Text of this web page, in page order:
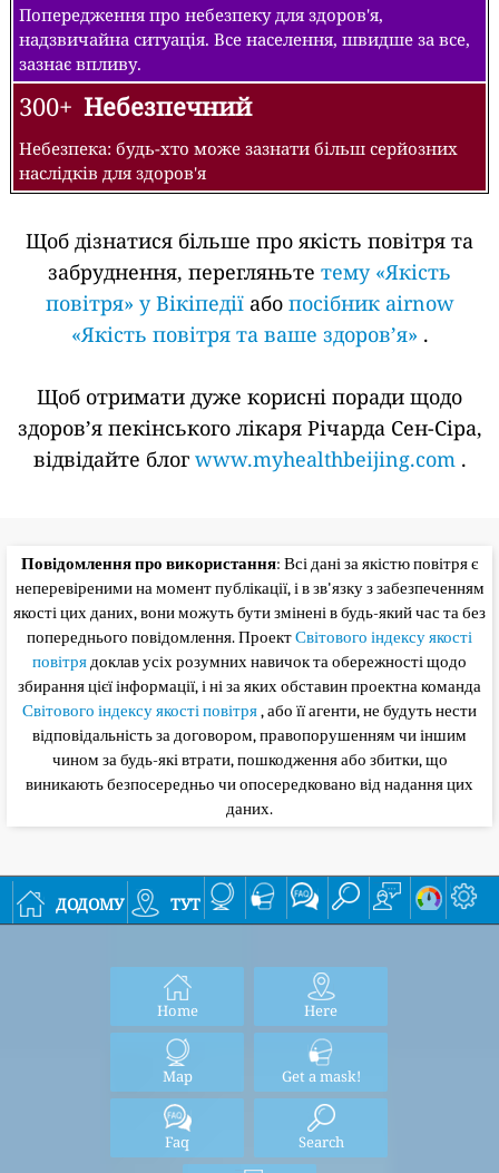
Попередження про небезпеку для здоров'я,
надзвичайна ситуація. Все населення, швидше за все,
зазнає впливу.
300+ Небезпечний
Небезпека: будь-хто може зазнати більш серйозних
наслідків для здоров'я
Щоб дізнатися більше про якість повітря та
забруднення, перегляньте тему «Якість
повітря» у Вікіпедіїабо посібник airnow
«Якість повітря та ваше здоров’я» .
Щоб отримати дуже корисні поради щодо
здоров’я пекінського лікаря Річарда Сен-Сіра,
відвідайте блог www.myhealthbeijing.com.
Повідомлення про використання: Всі дані за якістю повітря є
неперевіреними на момент публікації, і в зв'язку з забезпеченням
якості цих даних, вони можуть бути змінені в будь-який час та без
попереднього повідомлення. ПроектСвітового індексу якості
повітрядоклав усіх розумних навичок та обережності щодо
збирання цієї інформації, і ні за яких обставин проектна команда
Світового індексу якості повітря, або її агенти, не будуть нести
відповідальність за договором, правопорушенням чи іншим
чином за будь-які втрати, пошкодження або збитки, що
виникають безпосередньо чи опосередковано від надання цих
даних.
додому тут
Home Here
Map Get a mask!
Faq Search